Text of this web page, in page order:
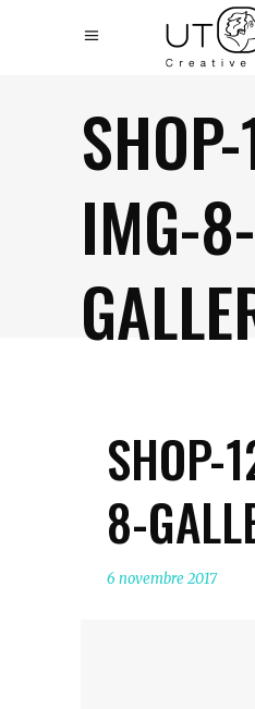
IMG-8-
SHOP-
8-
6 novembre 2017